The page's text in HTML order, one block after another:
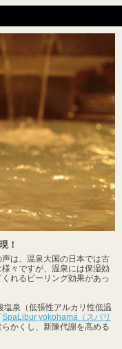
！
は、温泉大国の日本では古
々ですが、温泉には保湿効
れるピーリング効果があっ
塩泉（低張性アルカリ性低温
SpaLibur yokohama（スパリ
かくし、新陳代謝を高める